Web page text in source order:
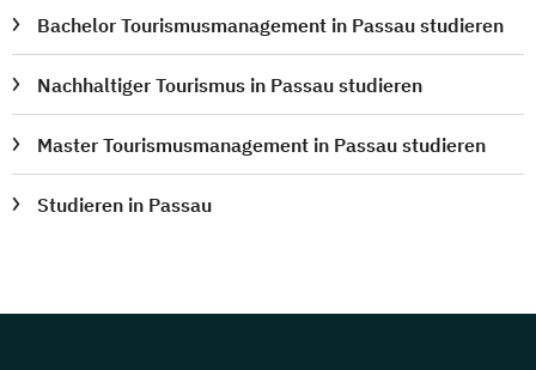
Bachelor Tourismusmanagement in Passau studieren
Nachhaltiger Tourismus in Passau studieren
Master Tourismusmanagement in Passau studieren
Studieren in Passau